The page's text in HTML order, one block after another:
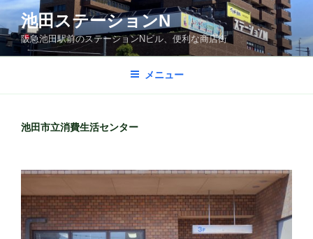
コ
ン
テ
ン
へ
池田ステーションN
阪急池田駅前のステーションNビル、便利な商店街
メニュー
池田市立消費生活センター